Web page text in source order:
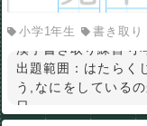
小学1年生 書き取り
漢字書き取り練習
出題範囲：はたらく
う,なにをしている
日